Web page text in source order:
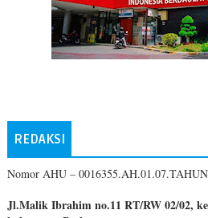
REDAKSI
Nomor AHU –
Jl.Malik Ibrahim no.11 RT/RW 02/02,